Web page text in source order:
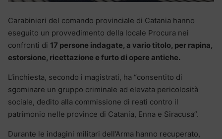
Carabinieri del comando provinciale di Catania hanno
eseguito un provvedimento della locale Procura nei
confronti di 17 persone indagate, a vario titolo, per rapina,
estorsione, ricettazione e furto di opere antiche.
L’inchiesta, secondo i magistrati, ha “consentito di
sgominare un gruppo criminale ad elevata pericolosità
sociale, dedito alla commissione di reati contro il
patrimonio nelle province di Catania, Enna e Siracusa”.
Durante le indagini militari dell’Arma hanno recuperato,